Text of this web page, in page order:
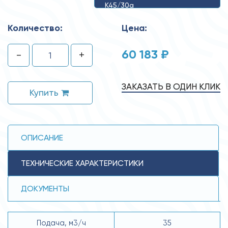
К45/30а
Количество:
- +
Купить
Цена:
60 183 ₽
ЗАКАЗАТЬ В ОДИН КЛИК
ОПИСАНИЕ
ТЕХНИЧЕСКИЕ ХАРАКТЕРИСТИКИ
ДОКУМЕНТЫ
Подача, м3/ч 35